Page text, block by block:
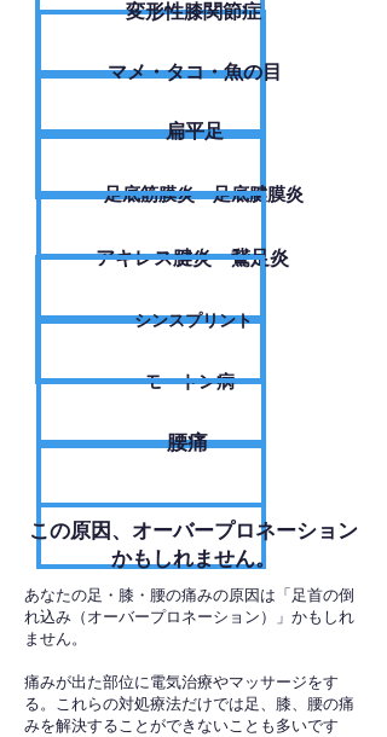
変形性膝関節症
​マメ・タコ・魚の目
扁平足
足底筋膜炎・足底腱膜炎
アキレス腱炎・鵞足炎
シンスプリント
モートン病
腰痛
​この原因、オーバープロネーション
かもしれません。
あなたの足・膝・腰の痛みの原因は「足首の倒
れ込み（オーバープロネーション）」かもしれ
ません。
痛みが出た部位に電気治療やマッサージをす
る。これらの対処療法だけでは足、膝、腰の痛
みを解決することができないことも多いです